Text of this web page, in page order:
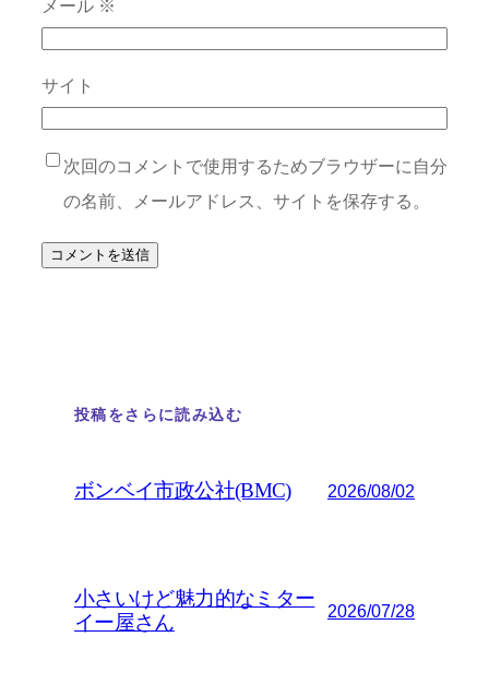
メール ※
サイト
次回のコメントで使用するためブラウザーに自分
の名前、メールアドレス、サイトを保存する。
投稿をさらに読み込む
ボンベイ市政公社(BMC) 2026/08/02
小さいけど魅力的なミター
イー屋さん
2026/07/28